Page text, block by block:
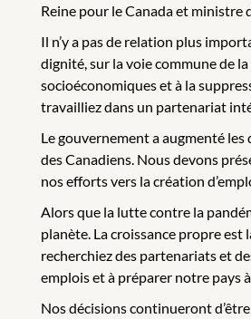
Reine pour le Canada et ministre
Il n’y a pas de relation plus
dignité, sur la voie commune de
socioéconomiques et à la
travailliez dans un partenariat
Le gouvernement a augmenté
des Canadiens. Nous devons
nos efforts vers la création
Alors que la lutte contre la
planète. La croissance propre est
recherchiez des partenariats et
emplois et à préparer notre pays
Nos décisions continueront